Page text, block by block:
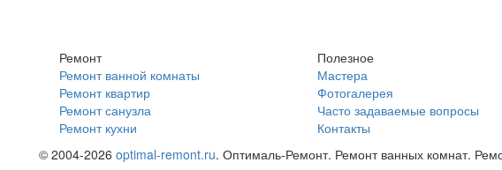
Ремонт
Ремонт ванной комнаты
Ремонт квартир
Ремонт санузла
Ремонт кухни
Полезное
Мастера
Фотогалерея
Часто задаваемые вопросы
Контакты
© 2004-2026 optimal-remont.ru. Оптималь-Ремонт. Ремонт ванных комнат.